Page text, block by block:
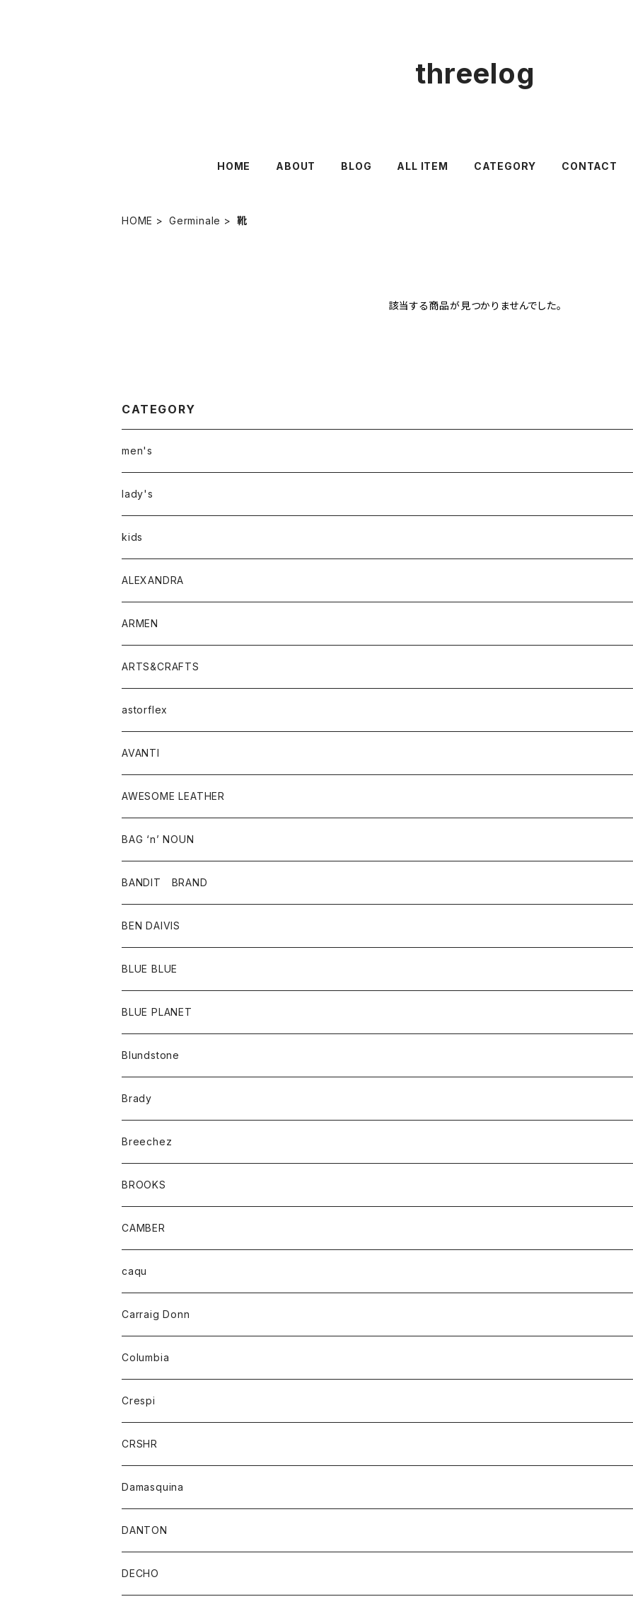
threelog
HOME ABOUT BLOG ALL ITEM CATEGORY CONTACT
HOME Germinale 靴
該当する商品が見つかりませんでした。
CATEGORY
men's
アウター
トップス
Tシャツ
シャツ
ボトムス
lady's
アウター
トップス
Tシャツ・カットソー
シャツ・ブラウス
ボトムス
パンツ
スカート
ワンピース・オールインワン
バッグ
シューズ
アクセサリー
その他雑貨
kids
ALEXANDRA
ARMEN
アウター
コート
ジャケット
トップス
ベスト
シャツ
ワンピース
ボトム
スカート
パンツ
グッズ
靴
ARTS&CRAFTS
アクセサリー
ウォレット
バッグ
astorflex
グッズ
靴
AVANTI
シャツ
AWESOME LEATHER
アウター
革ジャケット
BAG ‘n’ NOUN
アクセサリー
バッグ
ポーチ
BANDIT BRAND
トップス
Ｔシャツ
BEN DAIVIS
ポトム
パンツ
BLUE BLUE
アウター
カーディガン
コート
アクセサリー
バッグ
ベルト
キッズ
Tシャツ
グッズ
アンダーウェアー
カードホルダー
チーフ
バンダナ
トップス
カーディガン
トレーナー
パーカー
ボトム
オーバーオール
ショートパンツ
レディース
オーバーオール
カーディガン
Tシャツ
パーカー
BLUE PLANET
サングラス
Blundstone
Brady
Breechez
シャツ
BROOKS
グッズ
靴
CAMBER
トップス
ハーフスリーブTシャツ
caqu
Carraig Donn
ニット
Columbia
アウター
ジャケット
Crespi
ジャケット
ワンピース
ブラウス
CRSHR
キャップ
Damasquina
ウォレット
カードケース
DANTON
アウター
DECHO